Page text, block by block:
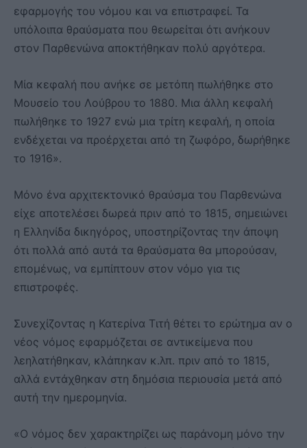
εφαρμογής του νόμου και να επιστραφεί. Τα
υπόλοιπα θραύσματα που θεωρείται ότι ανήκουν
στον Παρθενώνα αποκτήθηκαν πολύ αργότερα.
Μία κεφαλή που ανήκε σε μετόπη πωλήθηκε στο
Μουσείο του Λούβρου το 1880. Μια άλλη κεφαλή
πωλήθηκε το 1927 ενώ μια τρίτη κεφαλή, η οποία
ενδέχεται να προέρχεται από τη ζωφόρο, δωρήθηκε
το 1916».
Μόνο ένα αρχιτεκτονικό θραύσμα του Παρθενώνα
είχε αποτελέσει δωρεά πριν από το 1815, σημειώνει
η Eλληνίδα δικηγόρος, υποστηρίζοντας την άποψη
ότι πολλά από αυτά τα θραύσματα θα μπορούσαν,
επομένως, να εμπίπτουν στον νόμο για τις
επιστροφές.
Συνεχίζοντας η Κατερίνα Τιτή θέτει το ερώτημα αν ο
νέος νόμος εφαρμόζεται σε αντικείμενα που
λεηλατήθηκαν, κλάπηκαν κ.λπ. πριν από το 1815,
αλλά εντάχθηκαν στη δημόσια περιουσία μετά από
αυτή την ημερομηνία.
«Ο νόμος δεν χαρακτηρίζει ως παράνομη μόνο την